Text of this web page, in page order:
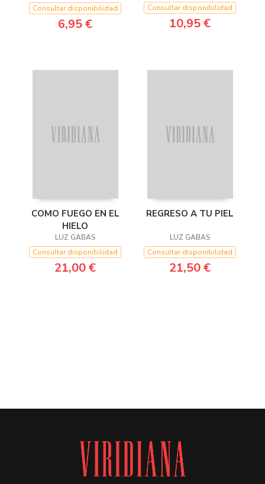
Consultar disponibilidad
6,95 €
Consultar disponibilidad
10,95 €
COMO FUEGO EN EL
HIELO
LUZ GABAS
Consultar disponibilidad
21,00 €
REGRESO A TU PIEL
LUZ GABAS
Consultar disponibilidad
21,50 €